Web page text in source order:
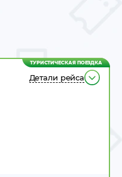
ТУРИСТИЧЕСКАЯ ПОЕЗДКА
Детали рейса